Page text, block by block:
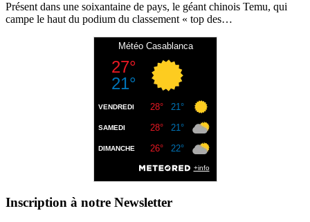
Présent dans une soixantaine de pays, le géant chinois Temu, qui
campe le haut du podium du classement « top des…
Inscription à notre Newsletter